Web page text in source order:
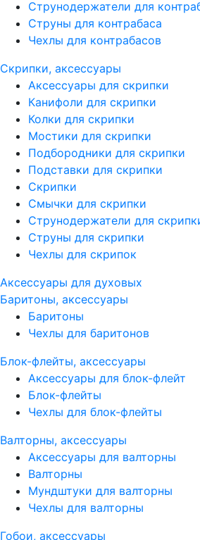
Струнодержатели для
Струны для контрабаса
Чехлы для контрабасов
Скрипки, аксессуары
Аксессуары для скрипки
Канифоли для скрипки
Колки для скрипки
Мостики для скрипки
Подбородники для скрипки
Подставки для скрипки
Скрипки
Смычки для скрипки
Струнодержатели для
Струны для скрипки
Чехлы для скрипок
Аксессуары для духовых
Баритоны, аксессуары
Баритоны
Чехлы для баритонов
Блок-флейты, аксессуары
Аксессуары для блок-флейт
Блок-флейты
Чехлы для блок-флейты
Валторны, аксессуары
Аксессуары для валторны
Валторны
Мундштуки для валторны
Чехлы для валторны
Гобои, аксессуары